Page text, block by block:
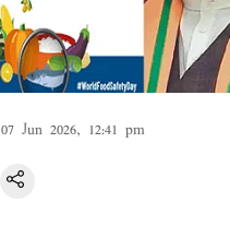
07 Jun 2026, 12:41 pm